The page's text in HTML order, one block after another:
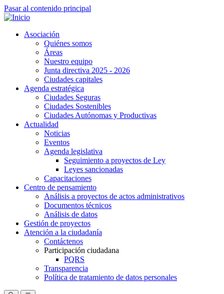
Pasar al contenido principal
Asociación
Quiénes somos
Áreas
Nuestro equipo
Junta directiva 2025 - 2026
Ciudades capitales
Agenda estratégica
Ciudades Seguras
Ciudades Sostenibles
Ciudades Autónomas y Productivas
Actualidad
Noticias
Eventos
Agenda legislativa
Seguimiento a proyectos de Ley
Leyes sancionadas
Capacitaciones
Centro de pensamiento
Análisis a proyectos de actos administrativos
Documentos técnicos
Análisis de datos
Gestión de proyectos
Atención a la ciudadanía
Contáctenos
Participación ciudadana
PQRS
Transparencia
Política de tratamiento de datos personales